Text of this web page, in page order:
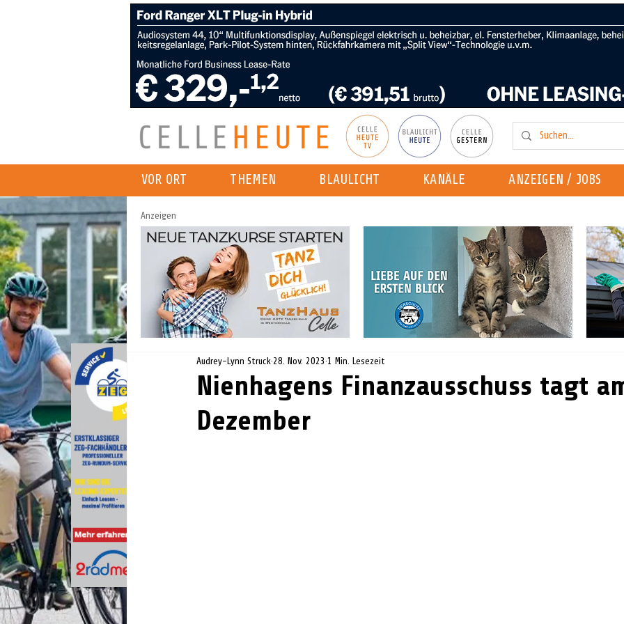
VOR ORT THEMEN BLAULICHT KANÄLE ANZEIGEN / JOBS
Anzeigen
Nienhagens Finanzausschuss tagt
Dezember
Audrey-Lynn Struck 28. Nov. 2023 1 Min. Lesezeit